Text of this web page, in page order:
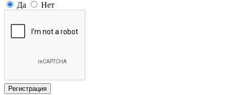
Да
Нет
Регистрация